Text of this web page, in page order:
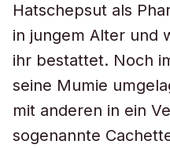
Hatschepsut als
in jungem Alter und
ihr bestattet. Noch
seine Mumie
mit anderen in ein
sogenannte